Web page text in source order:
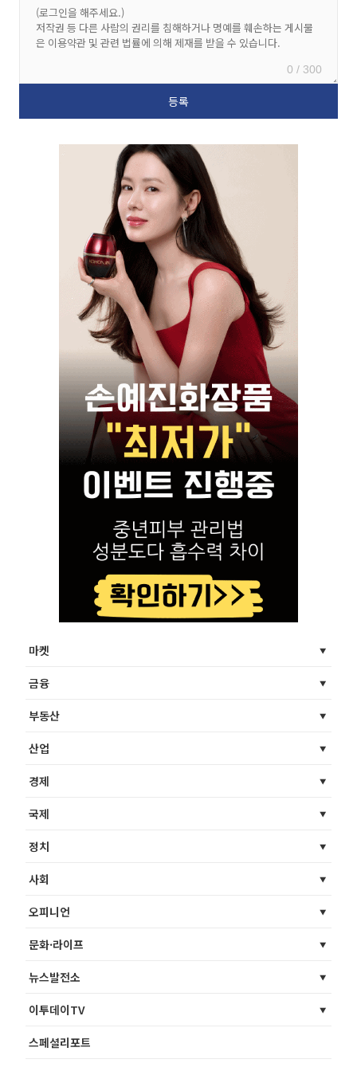
0 / 300
마켓
금융
부동산
산업
경제
국제
정치
사회
오피니언
문화·라이프
뉴스발전소
이투데이TV
스페셜리포트